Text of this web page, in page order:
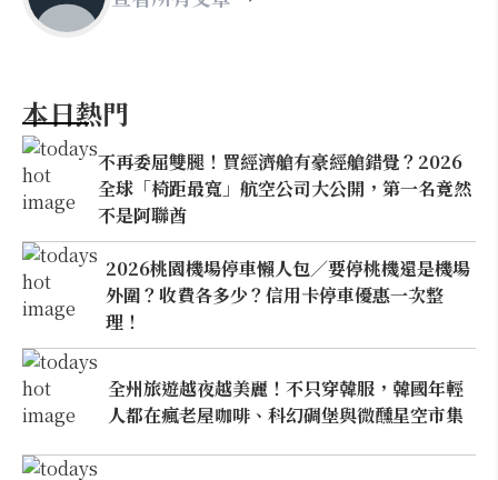
本日熱門
不再委屈雙腿！買經濟艙有豪經艙錯覺？2026
全球「椅距最寬」航空公司大公開，第一名竟然
不是阿聯酋
2026桃園機場停車懶人包／要停桃機還是機場
外圍？收費各多少？信用卡停車優惠一次整
理！
全州旅遊越夜越美麗！不只穿韓服，韓國年輕
人都在瘋老屋咖啡、科幻碉堡與微醺星空市集